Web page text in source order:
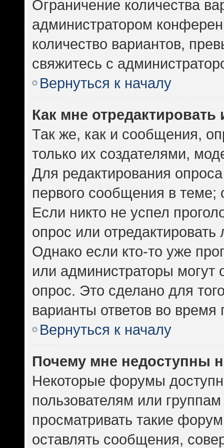
Ограничение количества
администратором
количество вариантов,
свяжитесь с
Вернуться к началу
Как мне
Так же, как и сообщения,
только их создателями,
Для редактирования
первого сообщения в теме;
Если никто не успел
опрос или
Однако если кто-то уже
или администраторы могут
опрос. Это сделано для
варианты ответов во время
Вернуться к началу
Почему мне недоступны
Некоторые форумы
пользователям или
просматривать такие
оставлять сообщения,